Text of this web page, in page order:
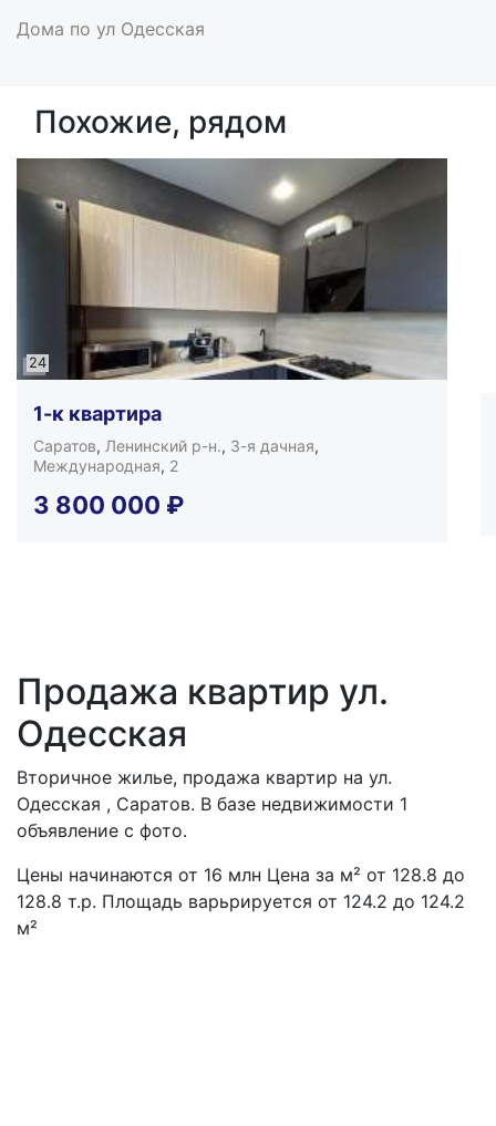
Дома по ул Одесская
Похожие, рядом
24
1-к квартира
Саратов, Ленинский р-н., 3-я дачная,
Международная, 2
3 800 000 ₽
Продажа квартир ул.
Одесская
Вторичное жилье, продажа квартир на ул.
Одесская , Саратов. В базе недвижимости 1
объявление с фото.
Цены начинаются от 16 млн Цена за м² от 128.8 до
128.8 т.р. Площадь варьрируется от 124.2 до 124.2
м²